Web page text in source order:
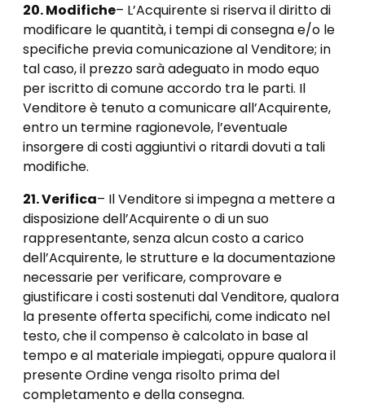
20. Modifiche– L’Acquirente si riserva il diritto di
modificare le quantità, i tempi di consegna e/o le
specifiche previa comunicazione al Venditore; in
tal caso, il prezzo sarà adeguato in modo equo
per iscritto di comune accordo tra le parti. Il
Venditore è tenuto a comunicare all’Acquirente,
entro un termine ragionevole, l’eventuale
insorgere di costi aggiuntivi o ritardi dovuti a tali
modifiche.
21. Verifica– Il Venditore si impegna a mettere a
disposizione dell’Acquirente o di un suo
rappresentante, senza alcun costo a carico
dell’Acquirente, le strutture e la documentazione
necessarie per verificare, comprovare e
giustificare i costi sostenuti dal Venditore, qualora
la presente offerta specifichi, come indicato nel
testo, che il compenso è calcolato in base al
tempo e al materiale impiegati, oppure qualora il
presente Ordine venga risolto prima del
completamento e della consegna.